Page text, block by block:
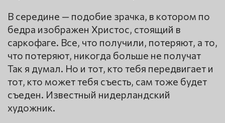
В середине — подобие зрачка, в котором по
бедра изображен Христос, стоящий в
саркофаге. Все, что получили, потеряют, а то,
что потеряют, никогда больше не получат
Так я думал. Но и тот, кто тебя передвигает и
тот, кто может тебя съесть, сам тоже будет
съеден. Известный нидерландский
художник.